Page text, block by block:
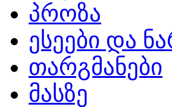
პროზა
ესეები და
თარგმანები
მასზე